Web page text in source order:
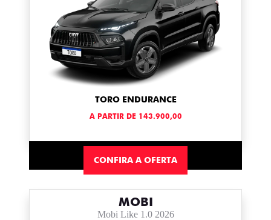
TORO ENDURANCE
A PARTIR DE 143.900,00
CONFIRA A OFERTA
MOBI
Mobi Like 1.0 2026